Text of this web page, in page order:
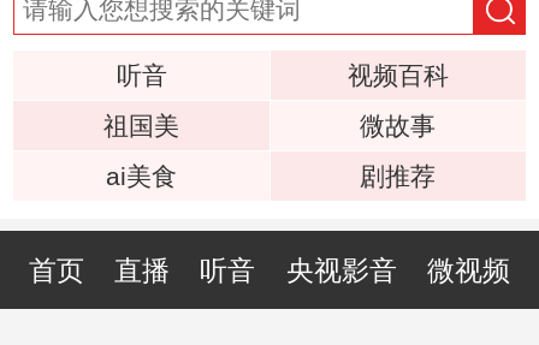
听音
视频百科
祖国美
微故事
ai美食
剧推荐
首页 直播 听音 央视影音 微视频